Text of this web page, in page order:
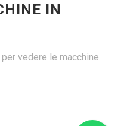
IN
vedere le macchine